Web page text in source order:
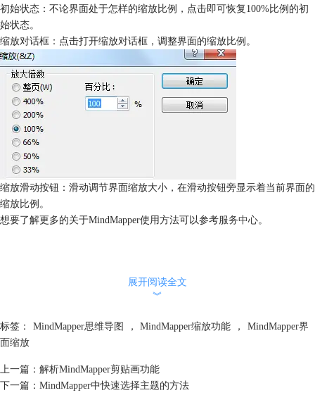
初始状态：不论界面处于怎样的缩放比例，点击即可恢复100%比例的初
始状态。
缩放对话框：点击打开缩放对话框，调整界面的缩放比例。
缩放滑动按钮：滑动调节界面缩放大小，在滑动按钮旁显示着当前界面的
缩放比例。
想要了解更多的关于MindMapper使用方法可以参考服务中心。
展开阅读全文
︾
标签： MindMapper思维导图 ， MindMapper缩放功能 ，
MindMapper界
面缩放
上一篇： 解析MindMapper剪贴画功能
下一篇： MindMapper中快速选择主题的方法